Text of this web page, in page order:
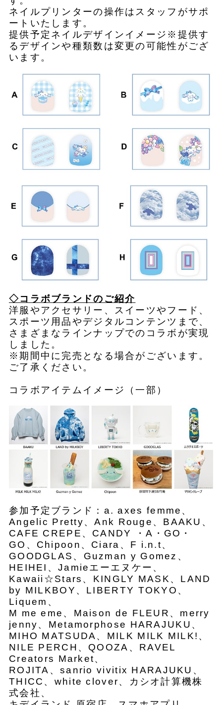
ネイルプリンターの操作はスタッフがサポ
ートいたします。
提供予定ネイルデザインイメージ※提供す
るデザインや種類数は変更の可能性がござ
います。
◇コラボブランドのご紹介
洋服やアクセサリー、スイーツやフード、
スポーツ用品やデジタルコンテンツまで、
さまざまなラインナップでのコラボが実現
しました。
※期間中に完売となる場合がございます。
ご了承ください。
コラボアイテムイメージ（一部）
参加予定ブランド：a. axes femme、
Angelic Pretty、Ank Rouge、BAAKU、
CAFE CREPE、CANDY ・A・GO・
GO、Chipoon、Ciara、F i.n.t、
GOODGLAS、Guzman y Gomez、
HEIHEI、Jamieエーエヌケー、
Kawaii☆Stars、KINGLY MASK、LAND
by MILKBOY、LIBERTY TOKYO、
Liquem、
M me eme、Maison de FLEUR、merry
jenny、Metamorphose HARAJUKU、
MIHO MATSUDA、MILK MILK MILK!、
NILE PERCH、QOOZA、RAVEL
Creators Market、
ROJITA、sanrio vivitix HARAJUKU、
THICC、white clover、カシオ計算機株
式会社、